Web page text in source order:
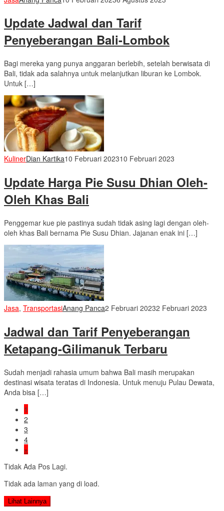
Update Jadwal dan Tarif
Penyeberangan Bali-Lombok
Bagi mereka yang punya anggaran berlebih, setelah berwisata di
Bali, tidak ada salahnya untuk melanjutkan liburan ke Lombok.
Untuk […]
KulinerDian Kartika10 Februari 202310 Februari 2023
Update Harga Pie Susu Dhian Oleh-
Oleh Khas Bali
Penggemar kue pie pastinya sudah tidak asing lagi dengan oleh-
oleh khas Bali bernama Pie Susu Dhian. Jajanan enak ini […]
Jasa, TransportasiAnang Panca2 Februari 20232 Februari 2023
Jadwal dan Tarif Penyeberangan
Ketapang-Gilimanuk Terbaru
Sudah menjadi rahasia umum bahwa Bali masih merupakan
destinasi wisata teratas di Indonesia. Untuk menuju Pulau Dewata,
Anda bisa […]
1
2
3
4
»
Tidak Ada Pos Lagi.
Tidak ada laman yang di load.
Lihat Lainnya